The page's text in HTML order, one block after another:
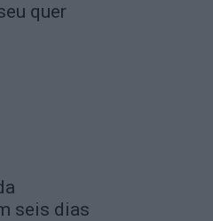
quer
seis dias